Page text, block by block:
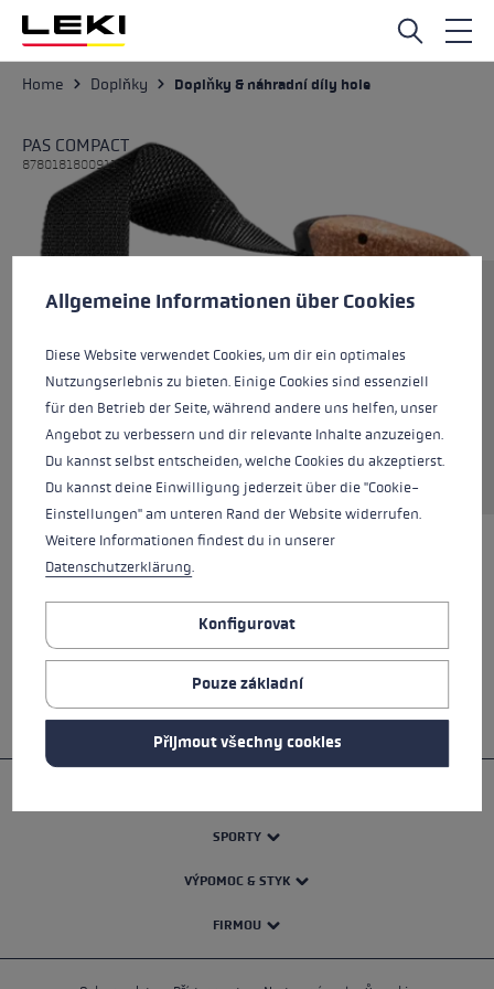
Přejít na hlavní obsah
Home Doplňky Doplňky & náhradní díly hole
PAS COMPACT
8780181800911
Velikost
Barvy černá-corkoptic
VŠECHNY VLASTNOSTI
BEZPEČNOSTNÍ POKYNY
SPORTY
VÝPOMOC & STYK
FIRMOU
Předvolby cookies
Allgemeine Informationen über Cookies
Diese Website verwendet Cookies, um dir ein optimales
Nutzungserlebnis zu bieten. Einige Cookies sind essenziell
für den Betrieb der Seite, während andere uns helfen, unser
Angebot zu verbessern und dir relevante Inhalte anzuzeigen.
Du kannst selbst entscheiden, welche Cookies du akzeptierst.
Du kannst deine Einwilligung jederzeit über die "Cookie-
Einstellungen" am unteren Rand der Website widerrufen.
Weitere Informationen findest du in unserer
Datenschutzerklärung.
Konfigurovat
Pouze základní
Přijmout všechny cookies